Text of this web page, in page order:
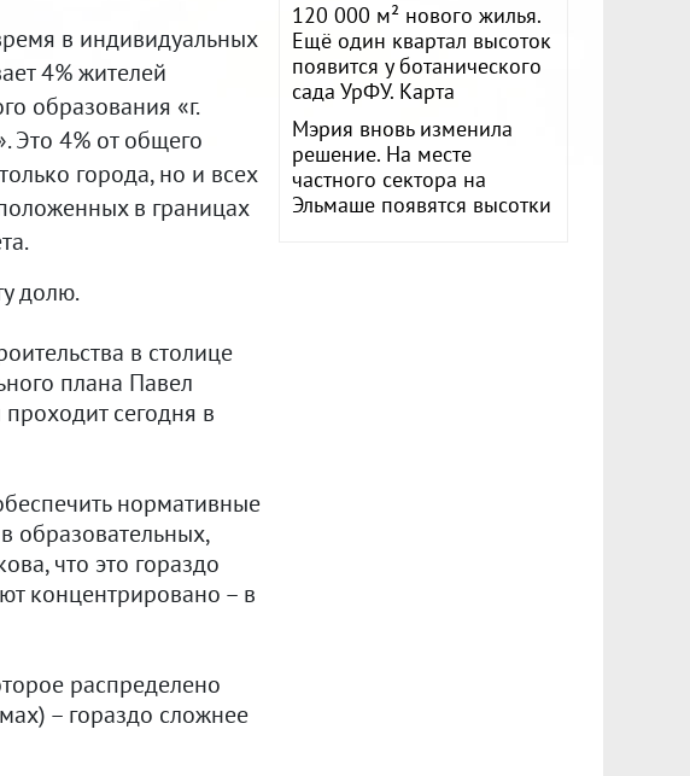
в индивидуальных
4% жителей
образования «г.
Это 4% от общего
города, но и всех
в границах
долю.
в столице
плана Павел
сегодня в
нормативные
образовательных,
что это гораздо
концентрировано – в
распределено
– гораздо сложнее
120 000 м² нового жилья.
Ещё один квартал высоток
появится у ботанического
сада УрФУ. Карта
Мэрия вновь изменила
решение. На месте
частного сектора на
Эльмаше появятся высотки